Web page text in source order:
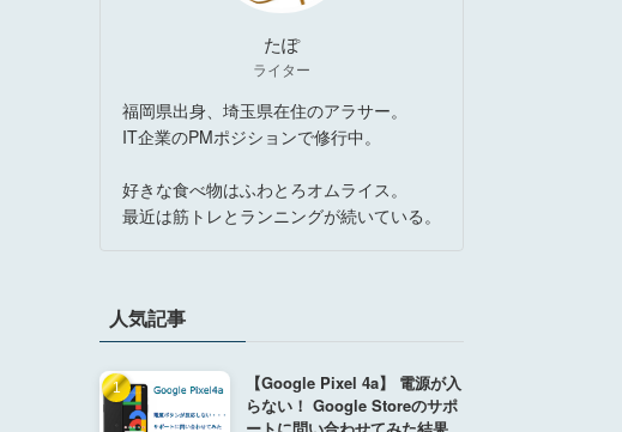
たぽ
ライター
福岡県出身、埼玉県在住のアラサー。
IT企業のPMポジションで修行中。
好きな食べ物はふわとろオムライス。
最近は筋トレとランニングが続いている。
人気記事
【Google Pixel 4a】 電源が入
らない！ Google Storeのサポ
ートに問い合わせてみた結果